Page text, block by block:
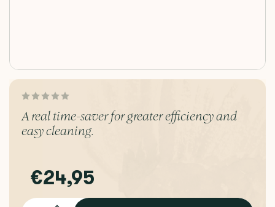
A real time-saver for greater efficiency and
easy cleaning.
€24,95